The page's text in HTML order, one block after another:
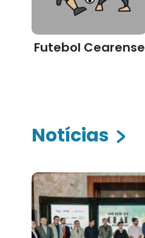
Futebol Cearense
Notícias